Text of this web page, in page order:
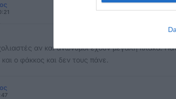
αν και ανώνυμοι έχουν μεγάλη πλάκα.
ο φάκκος και δεν τους πάνε.